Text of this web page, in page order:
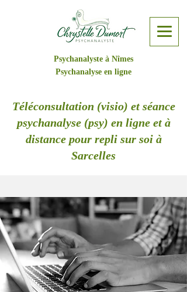
Psychanalyste à Nîmes
Psychanalyse en ligne
Téléconsultation (visio) et séance
psychanalyse (psy) en ligne et à
distance pour repli sur soi à
Sarcelles